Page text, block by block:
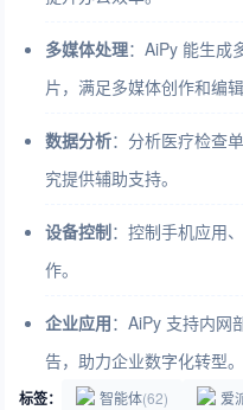
多媒体处理：AiPy 能生成
片，满足多媒体创作和编辑
数据分析：分析医疗检查
究提供辅助支持。
设备控制：控制手机应用
作。
企业应用：AiPy 支持内网
告，助力企业数字化转型。
标签： 智能体(62) 爱